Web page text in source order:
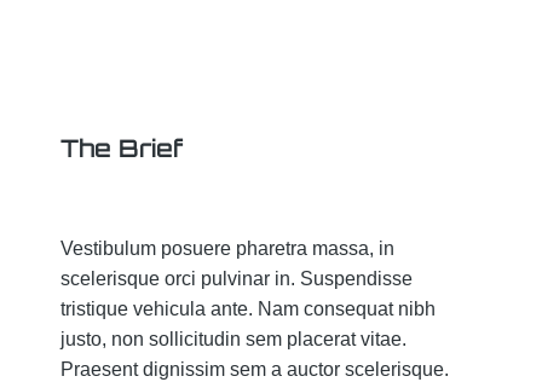
The Brief
Vestibulum posuere pharetra massa, in
scelerisque orci pulvinar in. Suspendisse
tristique vehicula ante. Nam consequat nibh
justo, non sollicitudin sem placerat vitae.
Praesent dignissim sem a auctor scelerisque.